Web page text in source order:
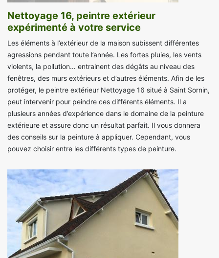
Nettoyage 16, peintre extérieur
expérimenté à votre service
Les éléments à l’extérieur de la maison subissent différentes
agressions pendant toute l’année. Les fortes pluies, les vents
violents, la pollution… entrainent des dégâts au niveau des
fenêtres, des murs extérieurs et d’autres éléments. Afin de les
protéger, le peintre extérieur Nettoyage 16 situé à Saint Sornin,
peut intervenir pour peindre ces différents éléments. Il a
plusieurs années d’expérience dans le domaine de la peinture
extérieure et assure donc un résultat parfait. Il vous donnera
des conseils sur la peinture à appliquer. Cependant, vous
pouvez choisir entre les différents types de peinture.